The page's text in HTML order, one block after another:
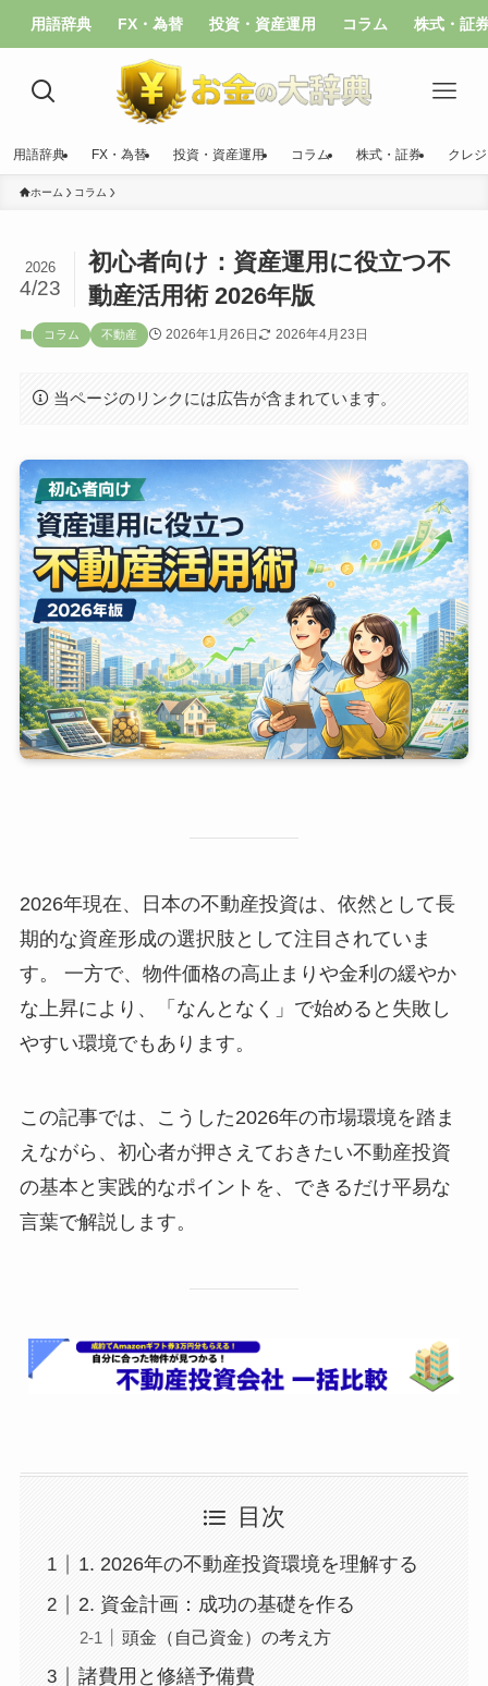
用語辞典 FX・為替 投資・資産運用 コラム 株式・証
用語辞典 FX・為替 投資・資産運用 コラム 株式・証券 クレ
ホーム コラム
初心者向け：資産運用に役立つ不
動産活用術 2026年版
2026
4/23
コラム 不動産 2026年1月26日 2026年4月23日
当ページのリンクには広告が含まれています。
2026年現在、日本の不動産投資は、依然として長
期的な資産形成の選択肢として注目されていま
す。 一方で、物件価格の高止まりや金利の緩やか
な上昇により、「なんとなく」で始めると失敗し
やすい環境でもあります。
この記事では、こうした2026年の市場環境を踏ま
えながら、初心者が押さえておきたい不動産投資
の基本と実践的なポイントを、できるだけ平易な
言葉で解説します。
目次
1. 2026年の不動産投資環境を理解する
2. 資金計画：成功の基礎を作る
頭金（自己資金）の考え方
諸費用と修繕予備費